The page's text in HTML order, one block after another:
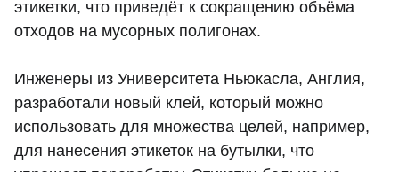
этикетки, что приведёт к сокращению объёма
отходов на мусорных полигонах.
Инженеры из Университета Ньюкасла, Англия,
разработали новый клей, который можно
использовать для множества целей, например,
для нанесения этикеток на бутылки, что